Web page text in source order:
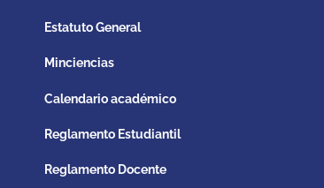
Estatuto General
Minciencias
Calendario académico
Reglamento Estudiantil
Reglamento Docente